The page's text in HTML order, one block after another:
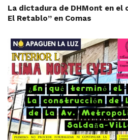
La dictadura de DHMont en el
El Retablo” en Comas